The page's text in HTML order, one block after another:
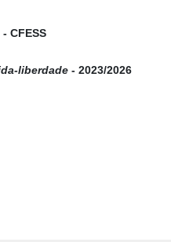
CFESS
liberdade - 2023/2026